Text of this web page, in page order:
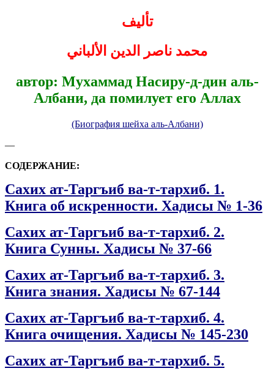
تأليف
محمد ناصر الدين الألباني
автор: Мухаммад Насиру-д-дин аль-
Албани, да помилует его Аллах
(Биография шейха аль-Албани)
—
СОДЕРЖАНИЕ:
Сахих ат-Таргъиб ва-т-тархиб. 1.
Книга об искренности. Хадисы № 1-36
Сахих ат-Таргъиб ва-т-тархиб. 2.
Книга Сунны. Хадисы № 37-66
Сахих ат-Таргъиб ва-т-тархиб. 3.
Книга знания. Хадисы № 67-144
Сахих ат-Таргъиб ва-т-тархиб. 4.
Книга очищения. Хадисы № 145-230
Сахих ат-Таргъиб ва-т-тархиб. 5.